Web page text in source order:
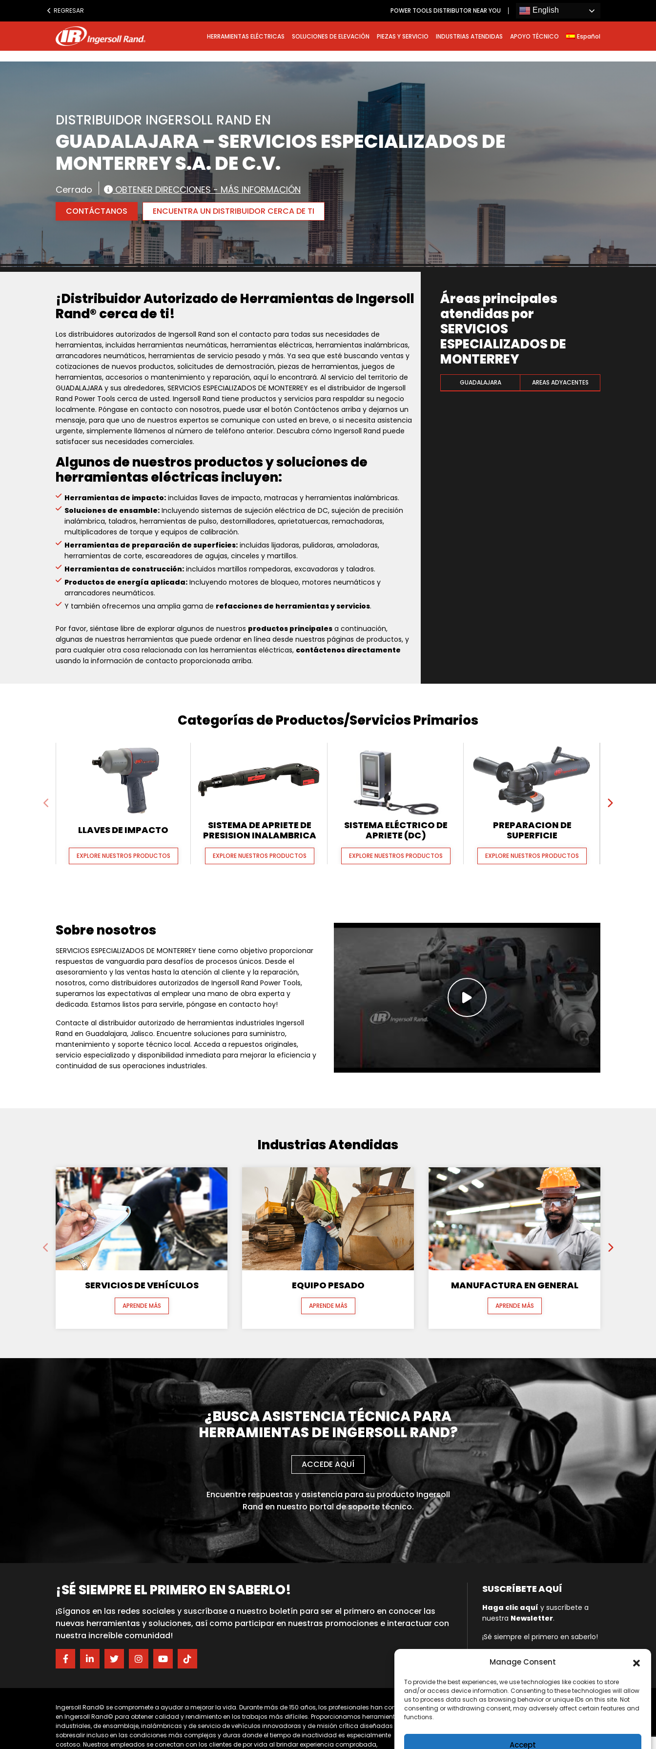
Manage Consent
To provide the best experiences, we use technologies like cookies to store
and/or access device information. Consenting to these technologies will allow
us to process data such as browsing behavior or unique IDs on this site. Not
consenting or withdrawing consent, may adversely affect certain features and
functions.
Accept
www.ingersollrand.com
REGRESAR POWER TOOLS DISTRIBUTOR NEAR YOU English
HERRAMIENTAS ELÉCTRICAS SOLUCIONES DE ELEVACIÓN PIEZAS Y SERVICIO INDUSTRIAS ATENDIDAS APOYO TÉCNICO Español
DISTRIBUIDOR INGERSOLL RAND EN
GUADALAJARA – SERVICIOS ESPECIALIZADOS DE
MONTERREY S.A. DE C.V.
Cerrado OBTENER DIRECCIONES - MÁS INFORMACIÓN
CONTÁCTANOS ENCUENTRA UN DISTRIBUIDOR CERCA DE TI
¡Distribuidor Autorizado de Herramientas de Ingersoll
Rand® cerca de ti!
Los distribuidores autorizados de Ingersoll Rand son el contacto para todas sus necesidades de
herramientas, incluidas herramientas neumáticas, herramientas eléctricas, herramientas inalámbricas,
arrancadores neumáticos, herramientas de servicio pesado y más. Ya sea que esté buscando ventas y
cotizaciones de nuevos productos, solicitudes de demostración, piezas de herramientas, juegos de
herramientas, accesorios o mantenimiento y reparación, aquí lo encontrará. Al servicio del territorio de
GUADALAJARA y sus alrededores, SERVICIOS ESPECIALIZADOS DE MONTERREY es el distribuidor de Ingersoll
Rand Power Tools cerca de usted. Ingersoll Rand tiene productos y servicios para respaldar su negocio
localmente. Póngase en contacto con nosotros, puede usar el botón Contáctenos arriba y dejarnos un
mensaje, para que uno de nuestros expertos se comunique con usted en breve, o si necesita asistencia
urgente, simplemente llámenos al número de teléfono anterior. Descubra cómo Ingersoll Rand puede
satisfacer sus necesidades comerciales.
Algunos de nuestros productos y soluciones de
herramientas eléctricas incluyen:
Herramientas de impacto: incluidas llaves de impacto, matracas y herramientas inalámbricas.
Soluciones de ensamble: Incluyendo sistemas de sujeción eléctrica de DC, sujeción de precisión
inalámbrica, taladros, herramientas de pulso, destornilladores, aprietatuercas, remachadoras,
multiplicadores de torque y equipos de calibración.
Herramientas de preparación de superficies: incluidas lijadoras, pulidoras, amoladoras,
herramientas de corte, escareadores de agujas, cinceles y martillos.
Herramientas de construcción: incluidos martillos rompedoras, excavadoras y taladros.
Productos de energía aplicada: Incluyendo motores de bloqueo, motores neumáticos y
arrancadores neumáticos.
Y también ofrecemos una amplia gama de refacciones de herramientas y servicios.
Por favor, siéntase libre de explorar algunos de nuestros productos principales a continuación,
algunas de nuestras herramientas que puede ordenar en línea desde nuestras páginas de productos, y
para cualquier otra cosa relacionada con las herramientas eléctricas, contáctenos directamente
usando la información de contacto proporcionada arriba.
Áreas principales
atendidas por
SERVICIOS
ESPECIALIZADOS DE
MONTERREY
GUADALAJARA AREAS ADYACENTES
Categorías de Productos/Servicios Primarios
LLAVES DE IMPACTO
EXPLORE NUESTROS PRODUCTOS
SISTEMA DE APRIETE DE
PRESISION INALAMBRICA
EXPLORE NUESTROS PRODUCTOS
SISTEMA ELÉCTRICO DE
APRIETE (DC)
EXPLORE NUESTROS PRODUCTOS
PREPARACION DE
SUPERFICIE
EXPLORE NUESTROS PRODUCTOS
Sobre nosotros
SERVICIOS ESPECIALIZADOS DE MONTERREY tiene como objetivo proporcionar
respuestas de vanguardia para desafíos de procesos únicos. Desde el
asesoramiento y las ventas hasta la atención al cliente y la reparación,
nosotros, como distribuidores autorizados de Ingersoll Rand Power Tools,
superamos las expectativas al emplear una mano de obra experta y
dedicada. Estamos listos para servirle, póngase en contacto hoy!
Contacte al distribuidor autorizado de herramientas industriales Ingersoll
Rand en Guadalajara, Jalisco. Encuentre soluciones para suministro,
mantenimiento y soporte técnico local. Acceda a repuestos originales,
servicio especializado y disponibilidad inmediata para mejorar la eficiencia y
continuidad de sus operaciones industriales.
Industrias Atendidas
SERVICIOS DE VEHÍCULOS
APRENDE MÁS
EQUIPO PESADO
APRENDE MÁS
MANUFACTURA EN GENERAL
APRENDE MÁS
¿BUSCA ASISTENCIA TÉCNICA PARA
HERRAMIENTAS DE INGERSOLL RAND?
ACCEDE AQUÍ
Encuentre respuestas y asistencia para su producto Ingersoll
Rand en nuestro portal de soporte técnico.
¡SÉ SIEMPRE EL PRIMERO EN SABERLO!
¡Síganos en las redes sociales y suscríbase a nuestro boletín para ser el primero en conocer las
nuevas herramientas y soluciones, así como participar en nuestras promociones e interactuar con
nuestra increíble comunidad!
SUSCRÍBETE AQUÍ
Haga clic aquí y suscríbete a
nuestra Newsletter.
¡Sé siempre el primero en saberlo!
Ingersoll Rand© se compromete a ayudar a mejorar la vida. Durante más de 150 años, los profesionales han confiado
en Ingersoll Rand© para obtener calidad y rendimiento en los trabajos más difíciles. Proporcionamos herramientas
industriales, de ensamblaje, inalámbricas y de servicio de vehículos innovadoras y de misión crítica diseñadas para
sobresalir incluso en las condiciones más complejas y duras donde el tiempo de inactividad es especialmente
costoso. Nuestros empleados se conectan con los clientes de por vida al brindar experiencia comprobada,